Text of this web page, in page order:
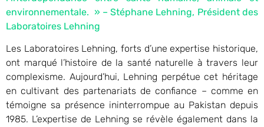
environnementale. » – Stéphane Lehning, Président des
Laboratoires Lehning
Les Laboratoires Lehning, forts d’une expertise historique,
ont marqué l’histoire de la santé naturelle à travers leur
complexisme. Aujourd’hui, Lehning perpétue cet héritage
en cultivant des partenariats de confiance – comme en
témoigne sa présence ininterrompue au Pakistan depuis
1985. L’expertise de Lehning se révèle également dans la